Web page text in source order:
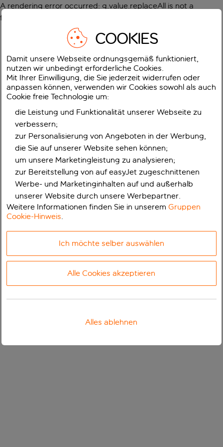
A rendering error occurred: g.value.replaceAll is not a
function
COOKIES
Damit unsere Webseite ordnungsgemäß funktioniert,
nutzen wir unbedingt erforderliche Cookies.
Mit Ihrer Einwilligung, die Sie jederzeit widerrufen oder
anpassen können, verwenden wir Cookies sowohl als auch
Cookie freie Technologie um:
die Leistung und Funktionalität unserer Webseite zu
verbessern;
zur Personalisierung von Angeboten in der Werbung,
die Sie auf unserer Website sehen können;
um unsere Marketingleistung zu analysieren;
zur Bereitstellung von auf easyJet zugeschnittenen
Werbe- und Marketinginhalten auf und außerhalb
unserer Website durch unsere Werbepartner.
Weitere Informationen finden Sie in unseremGruppen
Cookie-Hinweis.
Ich möchte selber auswählen
Alle Cookies akzeptieren
Alles ablehnen